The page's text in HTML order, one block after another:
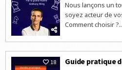
Nous lançons un
soyez acteur de
Comment choisir
18 Guide pratique